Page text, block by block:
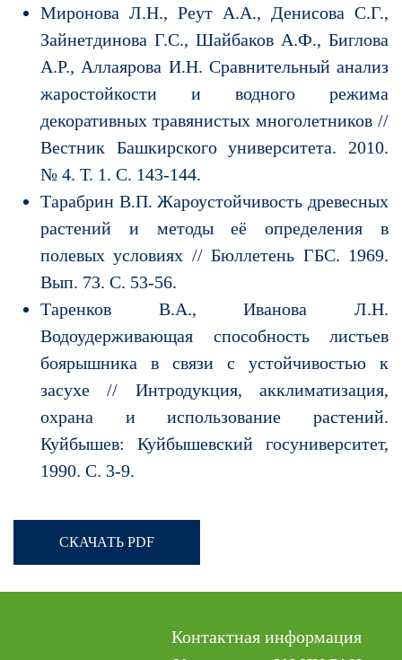
Миронова Л.Н., Реут А.А., Денисова С.Г.,
Зайнетдинова Г.С., Шайбаков А.Ф., Биглова
А.Р., Аллаярова И.Н. Сравнительный анализ
жаростойкости и водного режима
декоративных травянистых многолетников //
Вестник Башкирского университета. 2010.
№ 4. Т. 1. С. 143-144.
Тарабрин В.П. Жароустойчивость древесных
растений и методы её определения в
полевых условиях // Бюллетень ГБС. 1969.
Вып. 73. С. 53-56.
Таренков В.А., Иванова Л.Н.
Водоудерживающая способность листьев
боярышника в связи с устойчивостью к
засухе // Интродукция, акклиматизация,
охрана и использование растений.
Куйбышев: Куйбышевский госуниверситет,
1990. С. 3-9.
СКАЧАТЬ PDF
Контактная информация